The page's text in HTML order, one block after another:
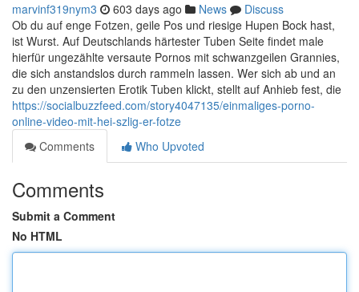
marvinf319nym3 603 days ago News
Discuss
Ob du auf enge Fotzen, geile Pos und riesige Hupen Bock hast,
ist Wurst. Auf Deutschlands härtester Tuben Seite findet male
hierfür ungezählte versaute Pornos mit schwanzgeilen Grannies,
die sich anstandslos durch rammeln lassen. Wer sich ab und an
zu den unzensierten Erotik Tuben klickt, stellt auf Anhieb fest, die
https://socialbuzzfeed.com/story4047135/einmaliges-porno-
online-video-mit-hei-szlig-er-fotze
Comments
Who Upvoted
Comments
Submit a Comment
No HTML